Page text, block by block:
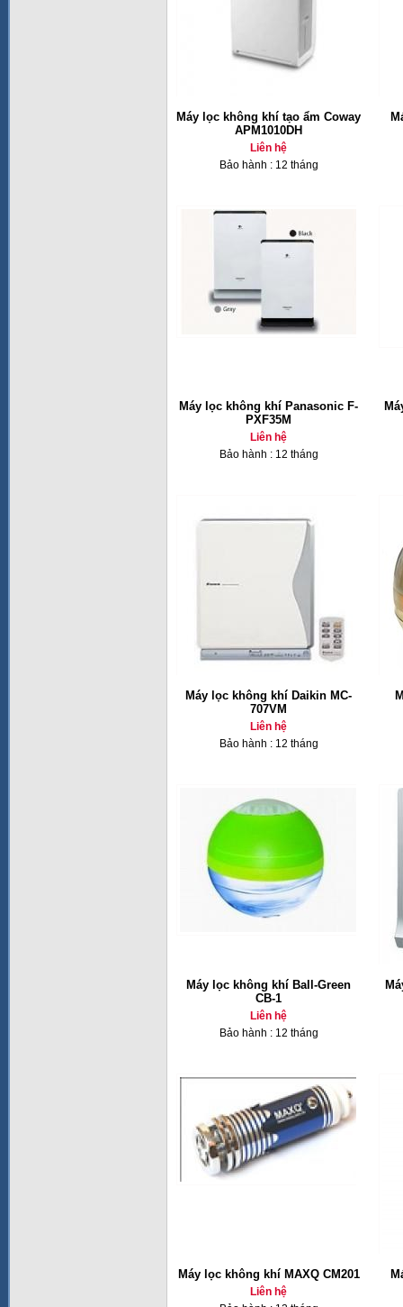
Máy lọc không khí tạo ẩm Coway
APM1010DH
Liên hệ
Bảo hành : 12 tháng
Máy lọc không khí Panasonic F-
PXF35M
Liên hệ
Bảo hành : 12 tháng
Máy lọc không khí Daikin MC-
707VM
Liên hệ
Bảo hành : 12 tháng
Máy lọc không khí Ball-Green
CB-1
Liên hệ
Bảo hành : 12 tháng
Máy lọc không khí MAXQ CM201
Liên hệ